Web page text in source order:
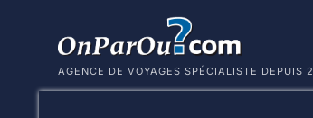
AGENCE DE VOYAGES SPÉCIALISTE DEPUIS